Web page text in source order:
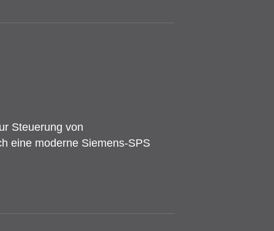
Steuerung von
eine moderne Siemens-SPS